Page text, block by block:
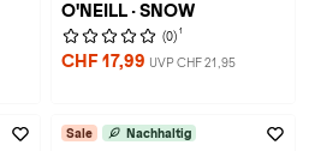
O'NEILL · SNOW
(0) 1
CHF 17,99 UVP CHF 21,95
Sale Nachhaltig